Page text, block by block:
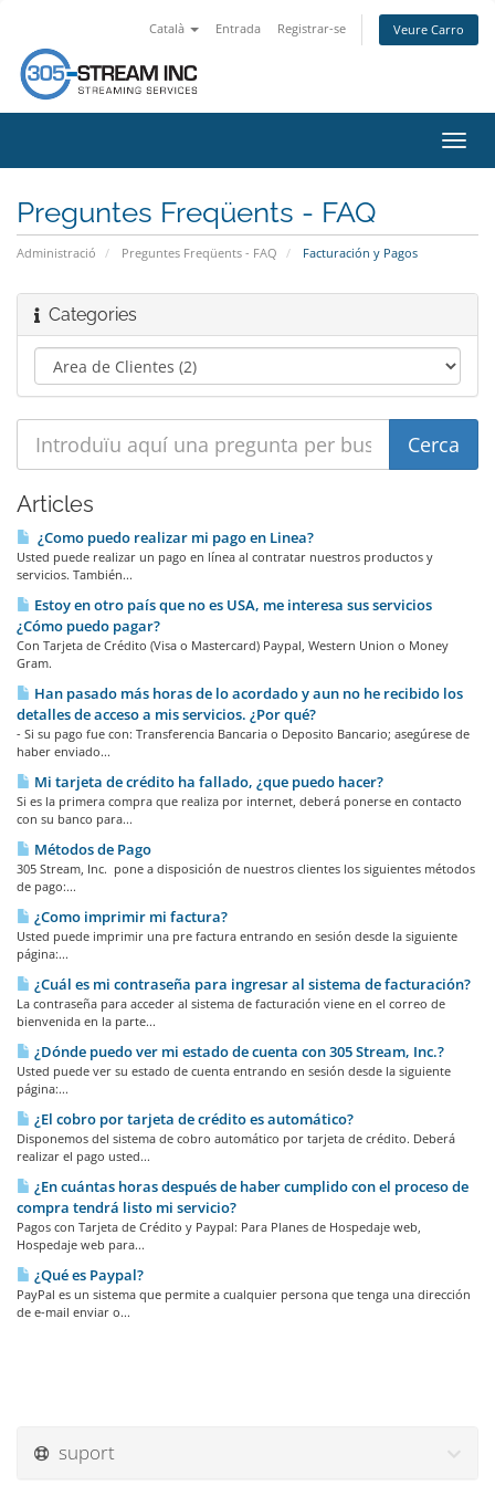
Català Entrada Registrar-se Veure Carro
la
Preguntes Freqüents - FAQ
Administració Preguntes Freqüents - FAQ Facturación y Pagos
Categories
Articles
¿Como puedo realizar mi pago en Li­nea?
Usted puede realizar un pago en línea al contratar nuestros productos y
servicios. También...
Estoy en otro país que no es USA, me interesa sus servicios
¿Cómo puedo pagar?
Con Tarjeta de Crédito (Visa o Mastercard) Paypal, Western Union o Money
Gram.
Han pasado más horas de lo acordado y aun no he recibido los
detalles de acceso a mis servicios. ¿Por qué?
- Si su pago fue con: Transferencia Bancaria o Deposito Bancario; asegúrese de
haber enviado...
Mi tarjeta de crédito ha fallado, ¿que puedo hacer?
Si es la primera compra que realiza por internet, deberá ponerse en contacto
con su banco para...
Métodos de Pago
305 Stream, Inc. pone a disposición de nuestros clientes los siguientes métodos
de pago:...
¿Como imprimir mi factura?
Usted puede imprimir una pre factura entrando en sesión desde la siguiente
página:...
¿Cuál es mi contraseña para ingresar al sistema de facturación?
La contraseña para acceder al sistema de facturación viene en el correo de
bienvenida en la parte...
¿Dónde puedo ver mi estado de cuenta con 305 Stream, Inc.?
Usted puede ver su estado de cuenta entrando en sesión desde la siguiente
página:...
¿El cobro por tarjeta de crédito es automático?
Disponemos del sistema de cobro automático por tarjeta de crédito. Deberá
realizar el pago usted...
¿En cuántas horas después de haber cumplido con el proceso de
compra tendrá listo mi servicio?
Pagos con Tarjeta de Crédito y Paypal: Para Planes de Hospedaje web,
Hospedaje web para...
¿Qué es Paypal?
PayPal es un sistema que permite a cualquier persona que tenga una dirección
de e-mail enviar o...
suport